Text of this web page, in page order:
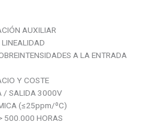
AUXILIAR
A LA ENTRADA
Y COSTE
/ SALIDA 3000V
(≤25ppm/ºC)
500.000 HORAS